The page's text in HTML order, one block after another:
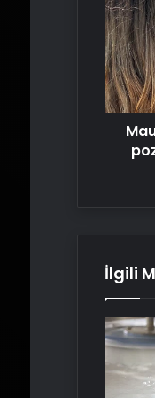
verdiği
pozları
yayınladı!
Sosyal
medyada
yorum
yağdı
İlgili